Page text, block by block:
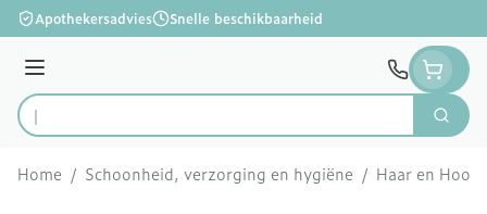
Ga naar de inhoud
Apothekersadvies Snelle beschikbaarheid
Menu
Product, merk, categorie...
Zoek
Home / Schoonheid, verzorging en hygiëne / Haar en Hoofd